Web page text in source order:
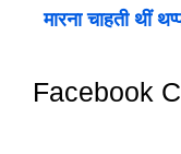
मारना चाहती थीं
Facebook